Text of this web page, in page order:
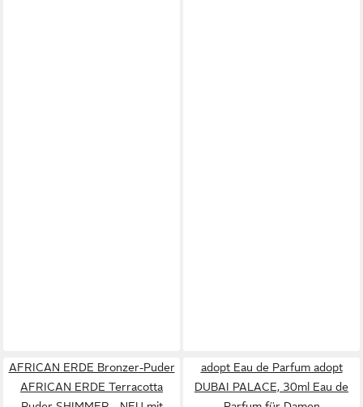
AFRICAN ERDE Bronzer-Puder
AFRICAN ERDE Terracotta
adopt Eau de Parfum adopt
DUBAI PALACE, 30ml Eau de